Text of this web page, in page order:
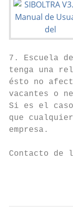
7. Escuela
tenga una
ésto no
vacantes o
Si es el
que
empresa.
Contacto de